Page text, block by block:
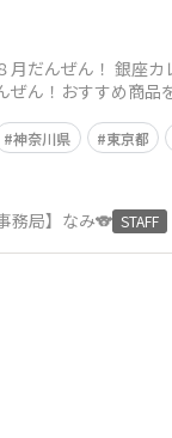
月だんぜん！ 銀座
ぜん！おすすめ商
神奈川県 東京都
事務局】なみ🐨 STAFF